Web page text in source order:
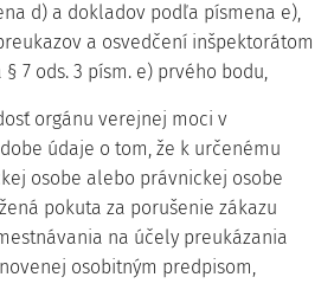
d) a dokladov podľa písmena e),
a osvedčení inšpektorátom
7 ods. 3 písm. e) prvého bodu,
orgánu verejnej moci v
údaje o tom, že k určenému
osobe alebo právnickej osobe
pokuta za porušenie zákazu
na účely preukázania
osobitným predpisom,